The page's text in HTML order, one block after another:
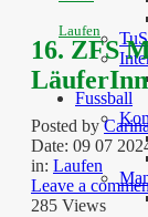
Fussball
Laufen
16. ZFS
Posted by
Date: 09 07
in: Laufen
Leave a
285 Views